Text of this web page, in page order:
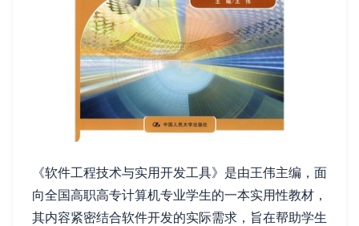
《软件工程技术与实用开发工具》是由王伟主编，面
向全国高职高专计算机专业学生的一本实用性教材，
其内容紧密结合软件开发的实际需求，旨在帮助学生